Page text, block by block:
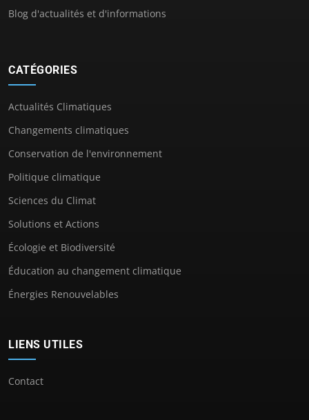
Blog d'actualités et d'informations
CATÉGORIES
Actualités Climatiques
Changements climatiques
Conservation de l'environnement
Politique climatique
Sciences du Climat
Solutions et Actions
Écologie et Biodiversité
Éducation au changement climatique
Énergies Renouvelables
LIENS UTILES
Contact